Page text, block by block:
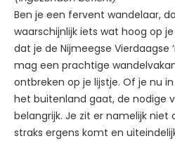
Ben je een fervent wandelaar,
waarschijnlijk iets wat hoog op
dat je de Nijmeegse Vierdaagse
mag een prachtige
ontbreken op je lijstje. Of je nu
het buitenland gaat, de nodige
belangrijk. Je zit er namelijk
straks ergens komt en